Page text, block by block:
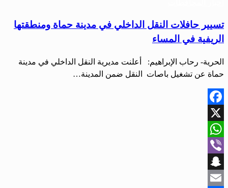
تسيير حافلات النقل الداخلي في مدينة حماة ومنطقتها
الريفية في المساء
الحرية- رحاب الإبراهيم: أعلنت مديرية النقل الداخلي في مدينة
حماة عن تشغيل باصات النقل ضمن المدينة…
Facebook
X
WhatsApp
Viber
Snapchat